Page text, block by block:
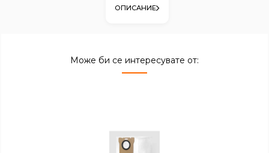
ОПИСАНИЕ
Може би се интересувате от: